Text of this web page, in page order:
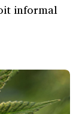
informal